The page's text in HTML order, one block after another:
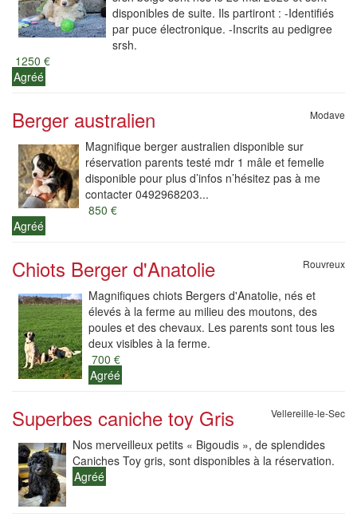
disponibles de suite. Ils partiront : -Identifiés
par puce électronique. -Inscrits au pedigree
srsh.
1250 €
Agréé
Berger australien Modave
Magnifique berger australien disponible sur
réservation parents testé mdr 1 mâle et femelle
disponible pour plus d’infos n’hésitez pas à me
contacter 0492968203...
850 €
Agréé
Chiots Berger d'Anatolie Rouvreux
Magnifiques chiots Bergers d'Anatolie, nés et
élevés à la ferme au milieu des moutons, des
poules et des chevaux. Les parents sont tous les
deux visibles à la ferme.
700 €
Agréé
Superbes caniche toy Gris Vellereille-le-Sec
Nos merveilleux petits « Bigoudis », de splendides
Caniches Toy gris, sont disponibles à la réservation.
Agréé